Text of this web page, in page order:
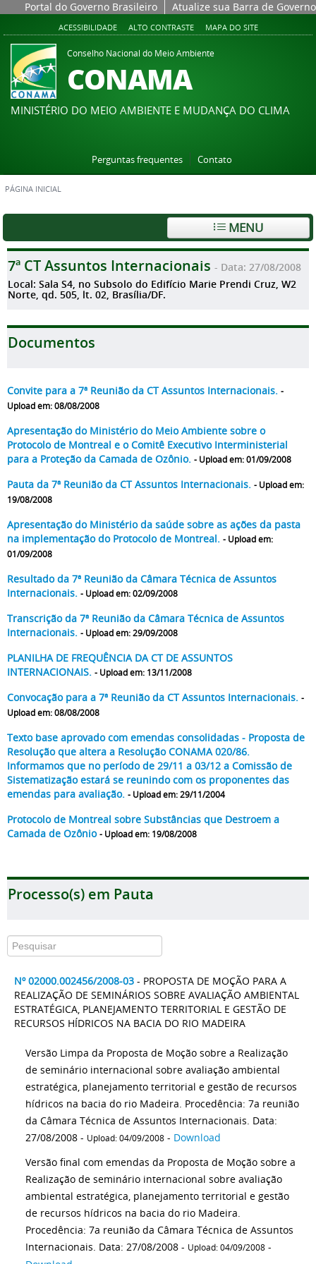
Portal do Governo Brasileiro Atualize sua Barra de Governo
ACESSIBILIDADE ALTO CONTRASTE MAPA DO SITE
Conselho Nacional do Meio Ambiente
CONAMA
MINISTÉRIO DO MEIO AMBIENTE E MUDANÇA DO CLIMA
Perguntas frequentes Contato
PÁGINA INICIAL
MENU
7ª CT Assuntos Internacionais - Data: 27/08/2008
Local: Sala S4, no Subsolo do Edifício Marie Prendi Cruz, W2
Norte, qd. 505, lt. 02, Brasília/DF.
Documentos
Convite para a 7ª Reunião da CT Assuntos Internacionais. -
Upload em: 08/08/2008
Apresentação do Ministério do Meio Ambiente sobre o
Protocolo de Montreal e o Comitê Executivo Interministerial
para a Proteção da Camada de Ozônio. - Upload em: 01/09/2008
Pauta da 7ª Reunião da CT Assuntos Internacionais. - Upload em:
19/08/2008
Apresentação do Ministério da saúde sobre as ações da pasta
na implementação do Protocolo de Montreal. - Upload em:
01/09/2008
Resultado da 7ª Reunião da Câmara Técnica de Assuntos
Internacionais. - Upload em: 02/09/2008
Transcrição da 7ª Reunião da Câmara Técnica de Assuntos
Internacionais. - Upload em: 29/09/2008
PLANILHA DE FREQUÊNCIA DA CT DE ASSUNTOS
INTERNACIONAIS. - Upload em: 13/11/2008
Convocação para a 7ª Reunião da CT Assuntos Internacionais. -
Upload em: 08/08/2008
Texto base aprovado com emendas consolidadas - Proposta de
Resolução que altera a Resolução CONAMA 020/86.
Informamos que no período de 29/11 a 03/12 a Comissão de
Sistematização estará se reunindo com os proponentes das
emendas para avaliação. - Upload em: 29/11/2004
Protocolo de Montreal sobre Substâncias que Destroem a
Camada de Ozônio - Upload em: 19/08/2008
Processo(s) em Pauta
Nº 02000.002456/2008-03 - PROPOSTA DE MOÇÃO PARA A
REALIZAÇÃO DE SEMINÁRIOS SOBRE AVALIAÇÃO AMBIENTAL
ESTRATÉGICA, PLANEJAMENTO TERRITORIAL E GESTÃO DE
RECURSOS HÍDRICOS NA BACIA DO RIO MADEIRA
Versão Limpa da Proposta de Moção sobre a Realização
de seminário internacional sobre avaliação ambiental
estratégica, planejamento territorial e gestão de recursos
hídricos na bacia do rio Madeira. Procedência: 7a reunião
da Câmara Técnica de Assuntos Internacionais. Data:
27/08/2008 - Upload: 04/09/2008 - Download
Versão final com emendas da Proposta de Moção sobre a
Realização de seminário internacional sobre avaliação
ambiental estratégica, planejamento territorial e gestão
de recursos hídricos na bacia do rio Madeira.
Procedência: 7a reunião da Câmara Técnica de Assuntos
Internacionais. Data: 27/08/2008 - Upload: 04/09/2008 -